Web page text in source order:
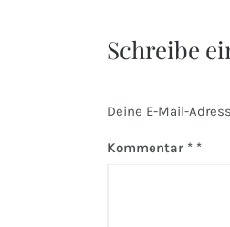
Schreibe
Deine E-Mail-
Kommentar *